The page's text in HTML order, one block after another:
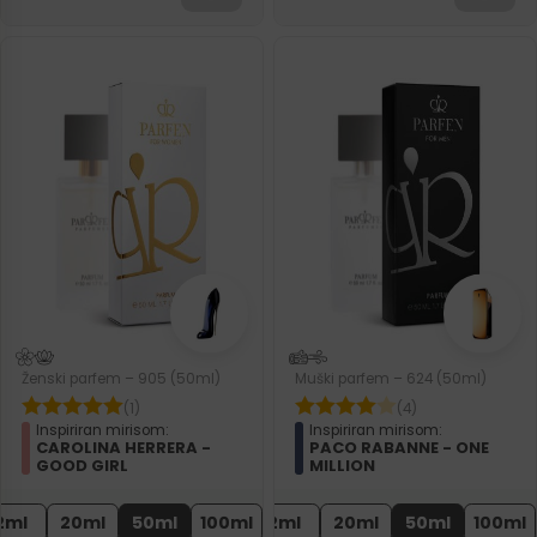
Ženski parfem – 905 (50ml)
(1)
Inspiriran mirisom:
CAROLINA HERRERA -
GOOD GIRL
20ml 50ml 100ml
Muški parfem – 624 (50ml)
(4)
Inspiriran mirisom:
PACO RABANNE - ONE
MILLION
2ml 20ml 50ml 100ml